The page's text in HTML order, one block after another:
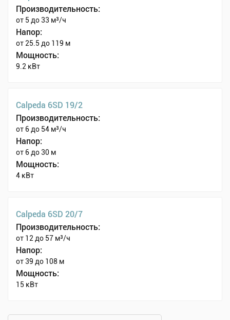
Производительность:
от 5 до 33 м³/ч
Напор:
от 25.5 до 119 м
Мощность:
9.2 кВт
Calpeda 6SD 19/2
Производительность:
от 6 до 54 м³/ч
Напор:
от 6 до 30 м
Мощность:
4 кВт
Calpeda 6SD 20/7
Производительность:
от 12 до 57 м³/ч
Напор:
от 39 до 108 м
Мощность:
15 кВт